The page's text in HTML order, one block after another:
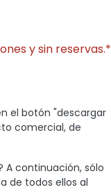
y sin reservas.*
el botón "descargar
comercial, de
A continuación, sólo
de todos ellos al